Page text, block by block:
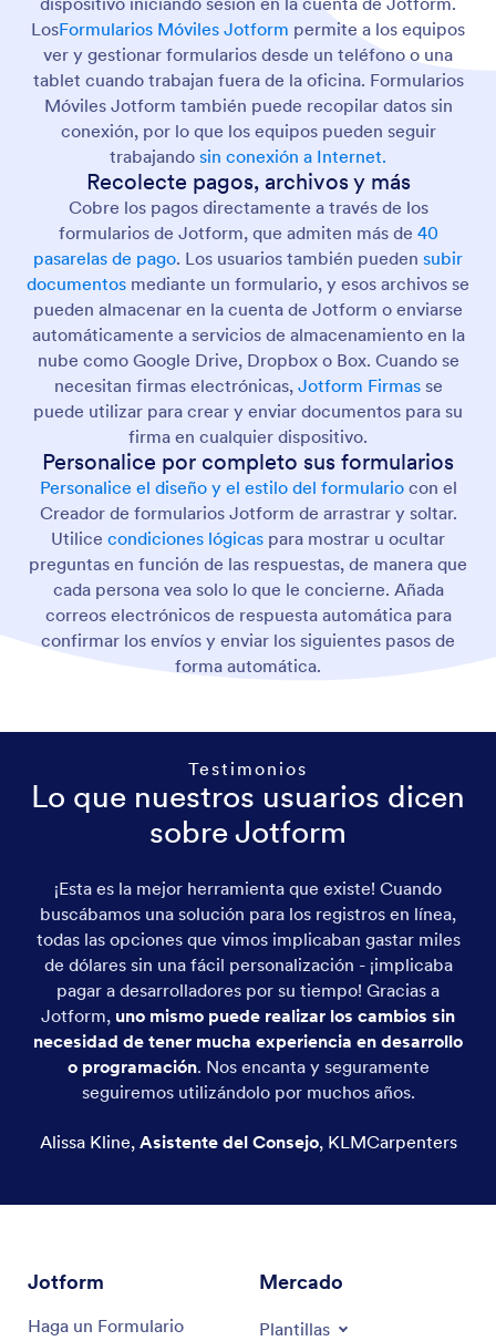
LosFormularios Móviles Jotform permite a los equipos
ver y gestionar formularios desde un teléfono o una
tablet cuando trabajan fuera de la oficina. Formularios
Móviles Jotform también puede recopilar datos sin
conexión, por lo que los equipos pueden seguir
trabajando sin conexión a Internet.
Recolecte pagos, archivos y más
Cobre los pagos directamente a través de los
formularios de Jotform, que admiten más de 40
pasarelas de pago. Los usuarios también pueden subir
documentos mediante un formulario, y esos archivos se
pueden almacenar en la cuenta de Jotform o enviarse
automáticamente a servicios de almacenamiento en la
nube como Google Drive, Dropbox o Box. Cuando se
necesitan firmas electrónicas, Jotform Firmasse
puede utilizar para crear y enviar documentos para su
firma en cualquier dispositivo.
Personalice por completo sus formularios
Personalice el diseño y el estilo del formulariocon el
Creador de formularios Jotform de arrastrar y soltar.
Utilice condiciones lógicas para mostrar u ocultar
preguntas en función de las respuestas, de manera que
cada persona vea solo lo que le concierne. Añada
correos electrónicos de respuesta automática para
confirmar los envíos y enviar los siguientes pasos de
forma automática.
Testimonios
Lo que nuestros usuarios dicen
sobre Jotform
¡Esta es la mejor herramienta que existe! Cuando
buscábamos una solución para los registros en línea,
todas las opciones que vimos implicaban gastar miles
de dólares sin una fácil personalización - ¡implicaba
pagar a desarrolladores por su tiempo! Gracias a
Jotform, uno mismo puede realizar los cambios sin
necesidad de tener mucha experiencia en desarrollo
o programación. Nos encanta y seguramente
seguiremos utilizándolo por muchos años.
Alissa Kline, Asistente del Consejo, KLMCarpenters
Jotform
Haga un Formulario
Mercado
Plantillas